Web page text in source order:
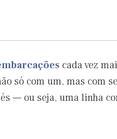
cada vez
só com um, mas com
— ou seja, uma linha